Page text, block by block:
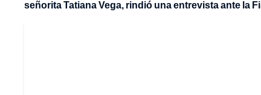
señorita Tatiana Vega, rindió una entrevista ante la